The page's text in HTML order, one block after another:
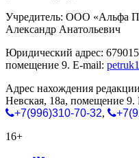
Учредитель: ООО «Альфа
Александр Анатольевич
Юридический адрес:
помещение 9. E-mail:
Адрес нахождения
Невская, 18а, помещение 9.
+7(996)310-70-32,
16+